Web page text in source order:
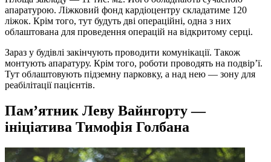
апаратурою. Ліжковий фонд кардіоцентру складатиме 120
ліжок. Крім того, тут будуть дві операційні, одна з них
облаштована для проведення операцій на відкритому серці.
Зараз у будівлі закінчують проводити комунікації. Також
монтують апаратуру. Крім того, роботи проводять на подвір’ї.
Тут облаштовують підземну парковку, а над нею — зону для
реабілітації пацієнтів.
Пам’ятник Леву Вайнгорту —
ініціатива Тимофія Голбана